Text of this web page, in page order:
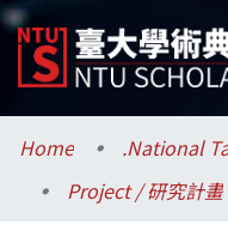
Communities &
Research Outputs
Home
Project / 研究計畫